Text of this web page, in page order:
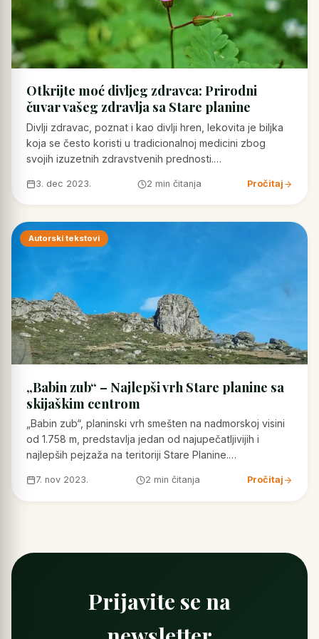
Otkrijte moć divljeg zdravca: Prirodni
čuvar vašeg zdravlja sa Stare planine
Divlji zdravac, poznat i kao divlji hren, lekovita je biljka
koja se često koristi u tradicionalnoj medicini zbog
svojih izuzetnih zdravstvenih prednosti.…
3. dec 2023. 2 min čitanja Pročitaj
Autorski tekstovi
„Babin zub“ – Najlepši vrh Stare planine sa
skijaškim centrom
„Babin zub“, planinski vrh smešten na nadmorskoj visini
od 1.758 m, predstavlja jedan od najupečatljivijih i
najlepših pejzaža na teritoriji Stare Planine.…
7. nov 2023. 2 min čitanja Pročitaj
Prijavite se na